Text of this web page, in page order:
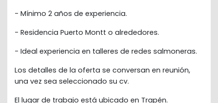
- Mínimo 2 años de experiencia.
- Residencia Puerto Montt o alrededores.
- Ideal experiencia en talleres de redes salmoneras.
Los detalles de la oferta se conversan en reunión,
una vez sea seleccionado su cv.
El lugar de trabajo está ubicado en Trapén.